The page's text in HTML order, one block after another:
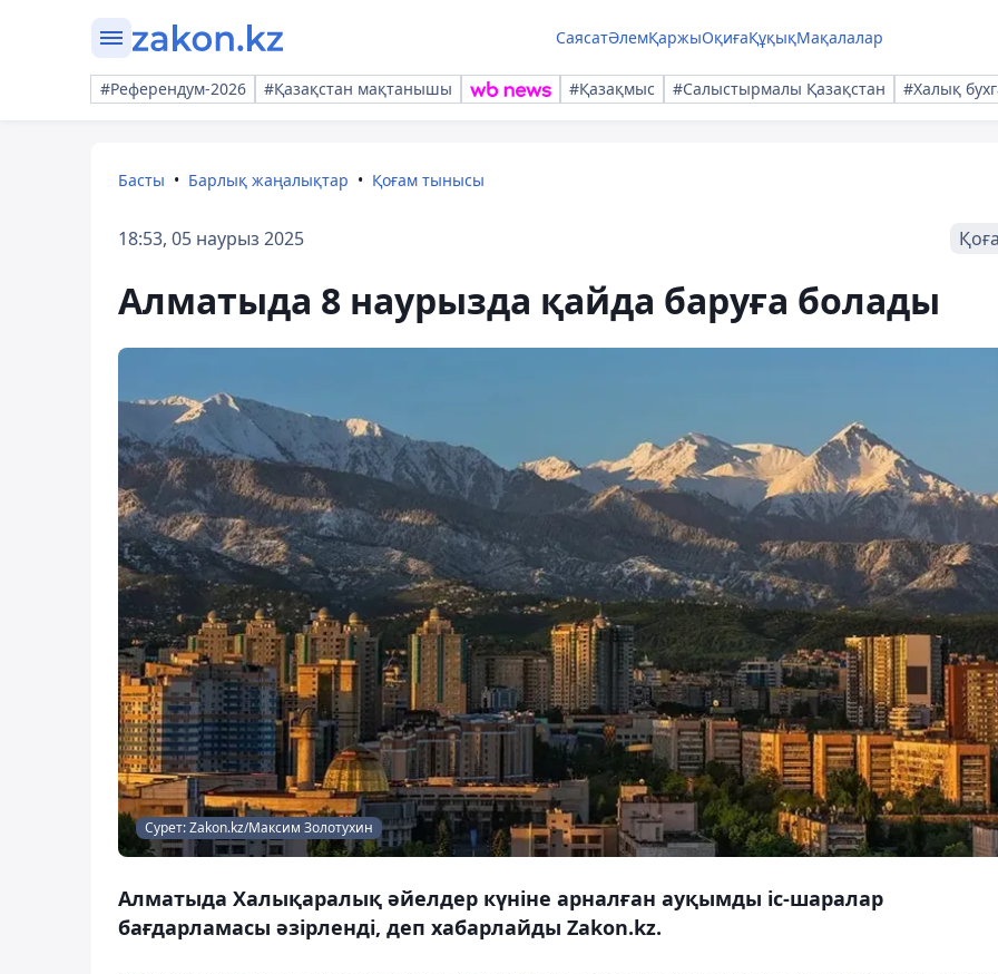
СаясатӘлемҚаржыОқиғаҚұқықМақалалар
#Референдум-2026 #Қазақстан мақтанышы #Қазақмыс #Салыстырмалы Қазақстан #Халық
Басты Барлық жаңалықтар Қоғам тынысы
18:53, 05 наурыз 2025
Алматыда 8 наурызда қайда баруға болады
Сурет: Zakon.kz/Максим Золотухин
Алматыда Халықаралық әйелдер күніне арналған ауқымды іс-шаралар
бағдарламасы әзірленді, деп хабарлайды Zakon.kz.